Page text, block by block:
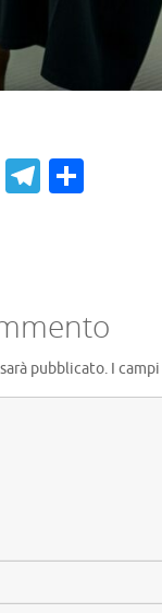
Twitter
pubblicato. I